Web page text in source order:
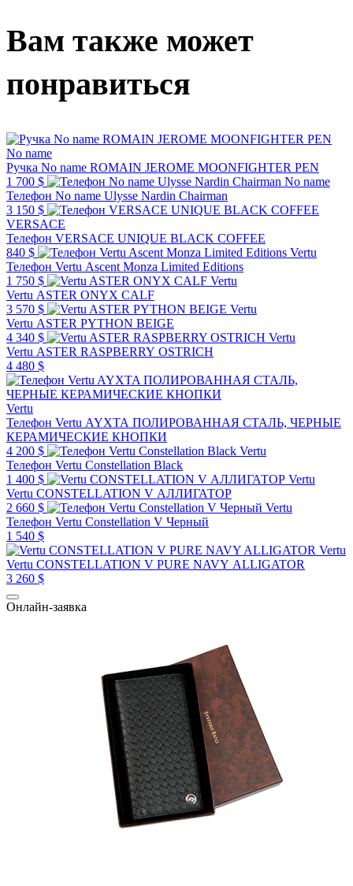
Вам также может
понравиться
No name
Ручка No name ROMAIN JEROME MOONFIGHTER PEN
1 700 $
No name
Телефон No name Ulysse Nardin Chairman
3 150 $
VERSACE
Телефон VERSACE UNIQUE BLACK COFFEE
840 $
Vertu
Телефон Vertu Ascent Monza Limited Editions
1 750 $
Vertu
Vertu ASTER ONYX CALF
3 570 $
Vertu
Vertu ASTER PYTHON BEIGE
4 340 $
Vertu
Vertu ASTER RASPBERRY OSTRICH
4 480 $
Vertu
Телефон Vertu AYXTA ПОЛИРОВАННАЯ СТАЛЬ, ЧЕРНЫЕ
КЕРАМИЧЕСКИЕ КНОПКИ
4 200 $
Vertu
Телефон Vertu Constellation Black
1 400 $
Vertu
Vertu CONSTELLATION V АЛЛИГАТОР
2 660 $
Vertu
Телефон Vertu Constellation V Черный
1 540 $
Vertu
Vertu CONSTELLATION V PURE NAVY ALLIGATOR
3 260 $
Онлайн-заявка